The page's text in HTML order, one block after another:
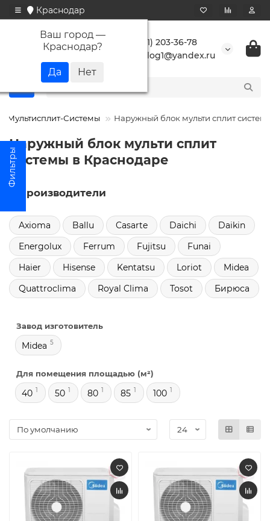
Краснодар
Ваш город —
Краснодар?
+7 (861) 203-36-78
buranlog1@yandex.ru
Мультисплит-Системы Наружный блок мульти сплит
Наружный блок мульти сплит
системы в Краснодаре
Производители
Axioma Ballu Casarte Daichi
Daikin
Energolux
Ferrum Fujitsu
Funai
Haier
Hisense Kentatsu Loriot
Midea
Quattroclima
Royal Clima Tosot Бирюса
Завод изготовитель
Midea 5
Для помещения площадью (м²)
40 1 50 1 80 1 85 1 100 1